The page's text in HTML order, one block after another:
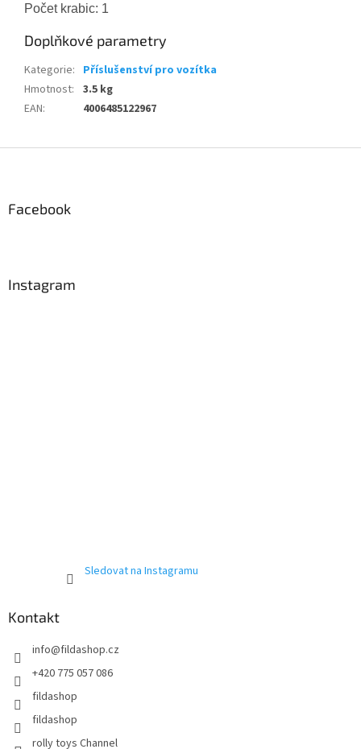
Počet krabic: 1
Doplňkové parametry
Kategorie: Příslušenství pro vozítka
Hmotnost: 3.5 kg
EAN: 4006485122967
Facebook
Instagram
Sledovat na Instagramu
Kontakt
info@fildashop.cz
+420 775 057 086
fildashop
fildashop
rolly toys Channel